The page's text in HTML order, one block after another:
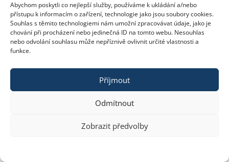
Abychom poskytli co nejlepší služby, používáme k ukládání a/nebo
přístupu k informacím o zařízení, technologie jako jsou soubory cookies.
Souhlas s těmito technologiemi nám umožní zpracovávat údaje, jako je
chování při procházení nebo jedinečná ID na tomto webu. Nesouhlas
nebo odvolání souhlasu může nepříznivě ovlivnit určité vlastnosti a
funkce.
Příjmout
Odmítnout
Zobrazit předvolby
Copyright © 2023 constra.cz |Zásady cookies,
ochrana osobních údajů| spravuje: